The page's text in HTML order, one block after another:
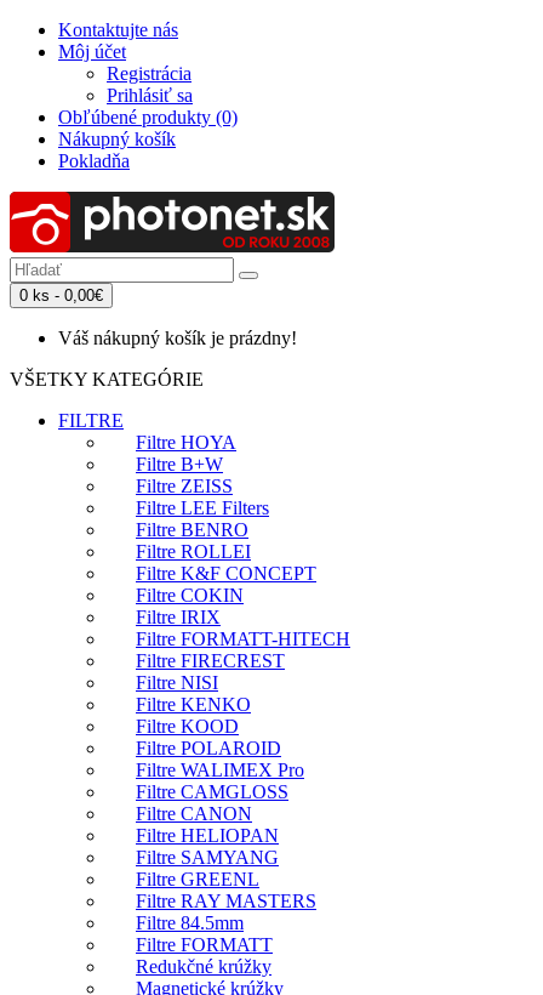
Kontaktujte nás
Môj účet
Registrácia
Prihlásiť sa
Obľúbené produkty (0)
Nákupný košík
Pokladňa
0 ks - 0,00€
Váš nákupný košík je prázdny!
VŠETKY KATEGÓRIE
FILTRE
Filtre HOYA
Filtre B+W
Filtre ZEISS
Filtre LEE Filters
Filtre BENRO
Filtre ROLLEI
Filtre K&F CONCEPT
Filtre COKIN
Filtre IRIX
Filtre FORMATT-HITECH
Filtre FIRECREST
Filtre NISI
Filtre KENKO
Filtre KOOD
Filtre POLAROID
Filtre WALIMEX Pro
Filtre CAMGLOSS
Filtre CANON
Filtre HELIOPAN
Filtre SAMYANG
Filtre GREENL
Filtre RAY MASTERS
Filtre 84.5mm
Filtre FORMATT
Redukčné krúžky
Magnetické krúžky